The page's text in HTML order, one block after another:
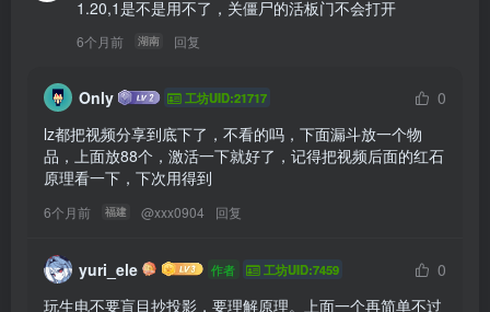
1.20,1是不是用不了，关僵尸的活板门不会打开
6个月前 湖南 回复
Only 工坊UID:21717
0
lz都把视频分享到底下了，不看的吗，下面漏斗放一个物
品，上面放88个，激活一下就好了，记得把视频后面的红石
原理看一下，下次用得到
6个月前 福建 @xxx0904 回复
yuri_ele 作者 工坊UID:7459
0
玩生电不要盲目抄投影，要理解原理。上面一个再简单不过